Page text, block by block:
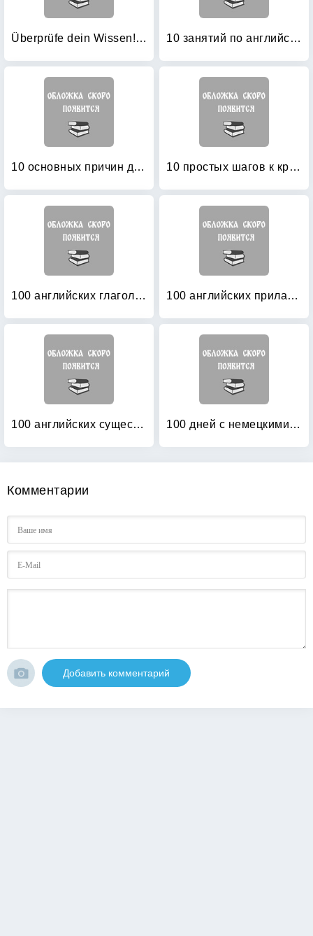
Überprüfe dein Wissen! Deutsch 2: Klasse 10 занятий по английскому: Пособие для преподавания и для занятий на курсах английского языка Александра Драгункина
10 основных причин для изучения для иностранного языка (английский язык) 10 простых шагов к красивому и правильному письму
100 английских глаголов: 1000 фразеологизмов. Ключ к суперпамяти 100 английских прилагательных: 1000 фразеологизмов
100 английских существительных: 1000 фразеологизмов. Ключ к суперпамяти 100 дней с немецкими глаголами: Уровни А2 — В2. Учебное пособие
Комментарии